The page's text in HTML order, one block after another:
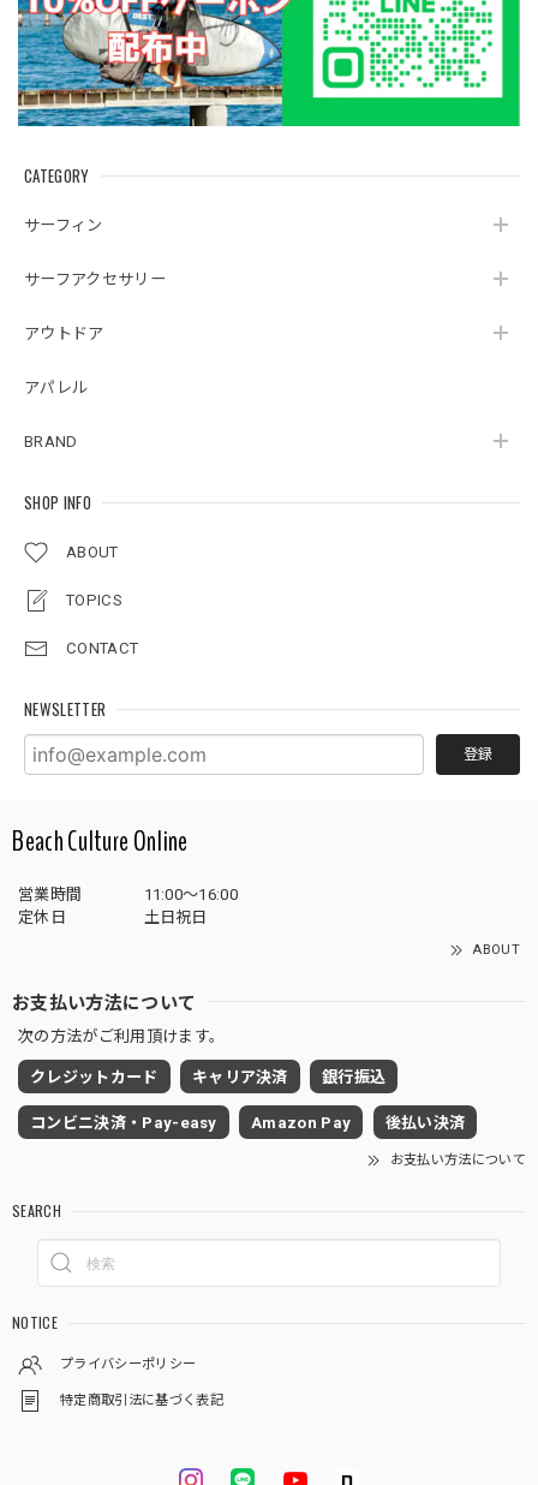
CATEGORY
サーフィン
サーフアクセサリー
アウトドア
アパレル
BRAND
SHOP INFO
ABOUT
TOPICS
CONTACT
NEWSLETTER
登録
Beach Culture Online
営業時間
11:00～16:00
定休日
土日祝日
ABOUT
お支払い方法について
次の方法がご利用頂けます。
クレジットカード キャリア決済 銀行振込
コンビニ決済・Pay-easy Amazon Pay 後払い決済
お支払い方法について
SEARCH
NOTICE
プライバシーポリシー
特定商取引法に基づく表記